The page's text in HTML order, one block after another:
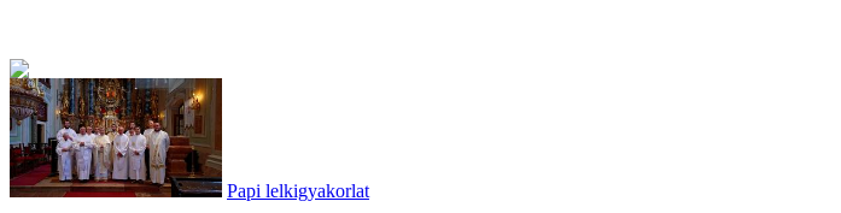
Papi lelkigyakorlat